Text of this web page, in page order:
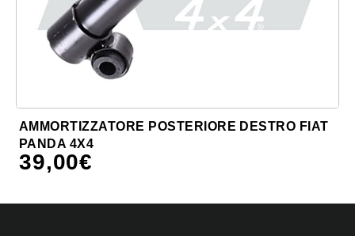
AMMORTIZZATORE POSTERIORE DESTRO FIAT
PANDA 4X4
39,00€